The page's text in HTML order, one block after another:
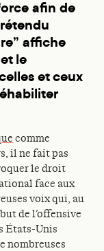
afin de
affiche
le
et ceux
comme
il ne fait pas
le droit
face aux
voix qui, au
de l’offensive
États-Unis
nombreuses